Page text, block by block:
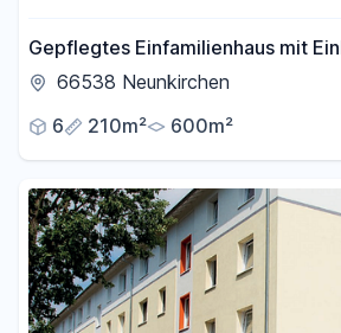
Gepflegtes Einfamilienhaus mit
schöner Waldrandlage
66538 Neunkirchen
6
210m² 600m²